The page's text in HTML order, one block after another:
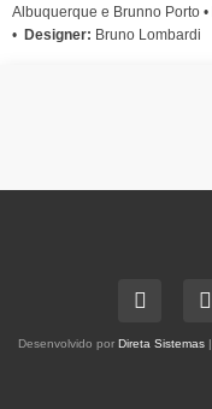
Albuquerque e Brunno Porto •
• Designer: Bruno Lombardi
Desenvolvido por Direta Sistemas |